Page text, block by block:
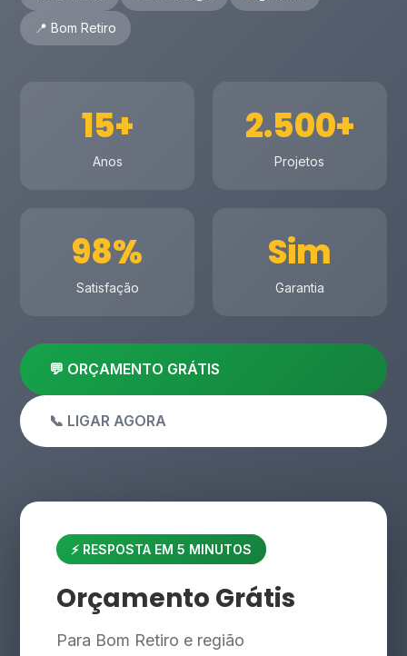
📍 Bom Retiro
15+
Anos
2.500+
Projetos
98%
Satisfação
Sim
Garantia
💬 ORÇAMENTO GRÁTIS
📞 LIGAR AGORA
⚡ RESPOSTA EM 5 MINUTOS
Orçamento Grátis
Para Bom Retiro e região